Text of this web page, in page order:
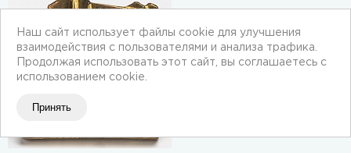
Наш сайт использует файлы cookie для улучшения
взаимодействия с пользователями и анализа трафика.
Продолжая использовать этот сайт, вы соглашаетесь с
использованием cookie.
Принять